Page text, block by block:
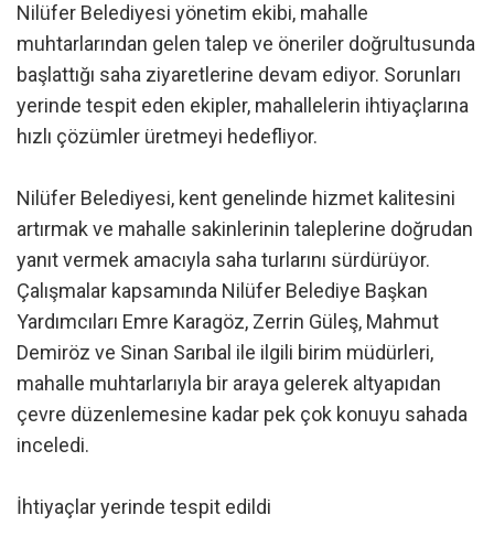
Nilüfer Belediyesi yönetim ekibi, mahalle
muhtarlarından gelen talep ve öneriler doğrultusunda
başlattığı saha ziyaretlerine devam ediyor. Sorunları
yerinde tespit eden ekipler, mahallelerin ihtiyaçlarına
hızlı çözümler üretmeyi hedefliyor.
Nilüfer Belediyesi, kent genelinde hizmet kalitesini
artırmak ve mahalle sakinlerinin taleplerine doğrudan
yanıt vermek amacıyla saha turlarını sürdürüyor.
Çalışmalar kapsamında Nilüfer Belediye Başkan
Yardımcıları Emre Karagöz, Zerrin Güleş, Mahmut
Demiröz ve Sinan Sarıbal ile ilgili birim müdürleri,
mahalle muhtarlarıyla bir araya gelerek altyapıdan
çevre düzenlemesine kadar pek çok konuyu sahada
inceledi.
İhtiyaçlar yerinde tespit edildi